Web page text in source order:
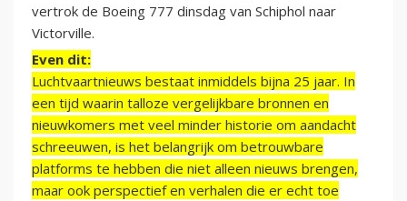
vertrok de Boeing 777 dinsdag van Schiphol naar
Victorville.
Even dit:
Luchtvaartnieuws bestaat inmiddels bijna 25 jaar. In
een tijd waarin talloze vergelijkbare bronnen en
nieuwkomers met veel minder historie om aandacht
schreeuwen, is het belangrijk om betrouwbare
platforms te hebben die niet alleen nieuws brengen,
maar ook perspectief en verhalen die er echt toe